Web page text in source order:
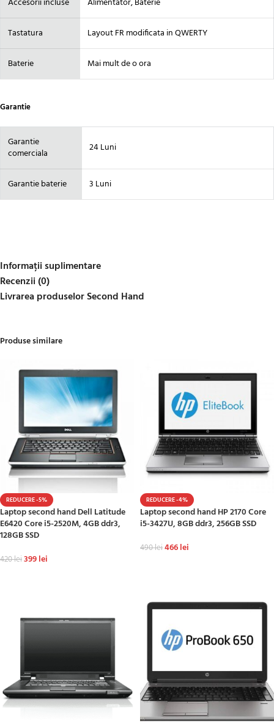
Tastatura Layout FR modificata in QWERTY
Baterie Mai mult de o ora
Garantie
Garantie
comerciala
24 Luni
Garantie baterie 3 Luni
Informații suplimentare
Recenzii (0)
Livrarea produselor Second Hand
Produse similare
REDUCERE -5%
Laptop second hand Dell Latitude
E6420 Core i5-2520M, 4GB ddr3,
128GB SSD
420lei399lei
REDUCERE -4%
Laptop second hand HP 2170 Core
i5-3427U, 8GB ddr3, 256GB SSD
490lei466lei